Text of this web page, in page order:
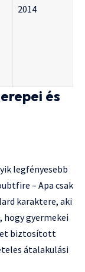
2014
és
legfényesebb
– Apa csak
karaktere, aki
hogy gyermekei
biztosított
átalakulási